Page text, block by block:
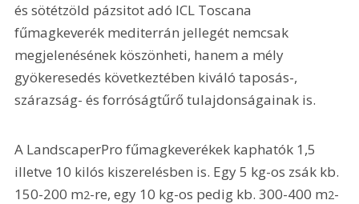
és sötétzöld pázsitot adó ICL Toscana
fűmagkeverék mediterrán jellegét nemcsak
megjelenésének köszönheti, hanem a mély
gyökeresedés következtében kiváló taposás-,
szárazság- és forróságtűrő tulajdonságainak is.
A LandscaperPro fűmagkeverékek kaphatók 1,5
illetve 10 kilós kiszerelésben is. Egy 5 kg-os zsák kb.
150-200 m2-re, egy 10 kg-os pedig kb. 300-400 m2-